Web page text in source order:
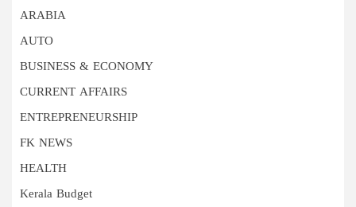
ARABIA
AUTO
BUSINESS & ECONOMY
CURRENT AFFAIRS
ENTREPRENEURSHIP
FK NEWS
HEALTH
Kerala Budget